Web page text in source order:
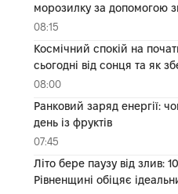
морозилку за допомогою
08:15
Космічний спокій на
сьогодні від сонця та як
08:00
Ранковий заряд енергії:
день із фруктів
07:45
Літо бере паузу від злив:
Рівненщині обіцяє